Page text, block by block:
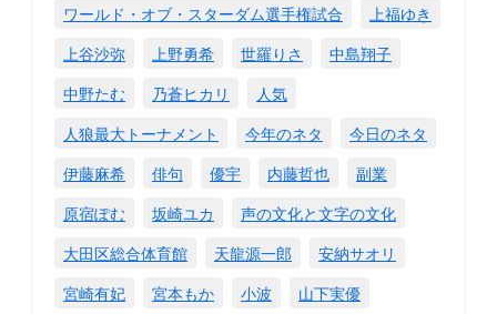
ワールド・オブ・スターダム選手権試合
上福ゆき
上谷沙弥
上野勇希 世羅りさ
中島翔子
中野たむ
乃蒼ヒカリ
人気
人狼最大トーナメント
今年のネタ
今日のネタ
伊藤麻希
俳句 優宇 内藤哲也
副業
原宿ぽむ
坂崎ユカ
声の文化と文字の文化
大田区総合体育館
天龍源一郎
安納サオリ
宮崎有妃
宮本もか 小波
山下実優